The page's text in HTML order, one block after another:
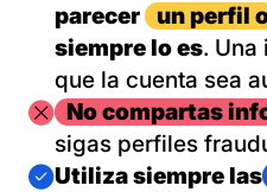
parecer
un perfil
siempre lo es. Una
que la cuenta sea
ImagenNo compartas
sigas perfiles
Imagen
Utiliza siempre las